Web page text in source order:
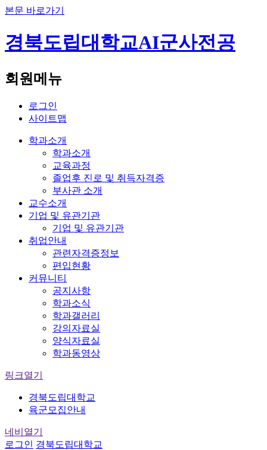
본문 바로가기
경북도립대학교AI군사전공
회원메뉴
로그인
사이트맵
학과소개
학과소개
교육과정
졸업후 진로 및 취득자격증
부사관 소개
교수소개
기업 및 유관기관
기업 및 유관기관
취업안내
관련자격증정보
편입현황
커뮤니티
공지사항
학과소식
학과갤러리
강의자료실
양식자료실
학과동영상
링크열기
경북도립대학교
육군모집안내
네비열기
로그인 경북도립대학교